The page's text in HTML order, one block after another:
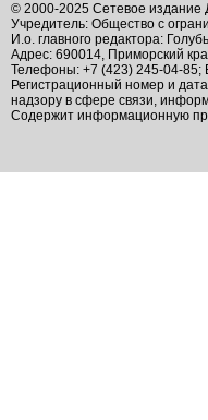
© 2000-2025 Сетевое издание
Учредитель: Общество с
И.о. главного редактора:
Адрес: 690014, Приморский
Телефоны: +7 (423) 245-04-85;
Регистрационный номер и
надзору в сфере связи,
Содержит информационную